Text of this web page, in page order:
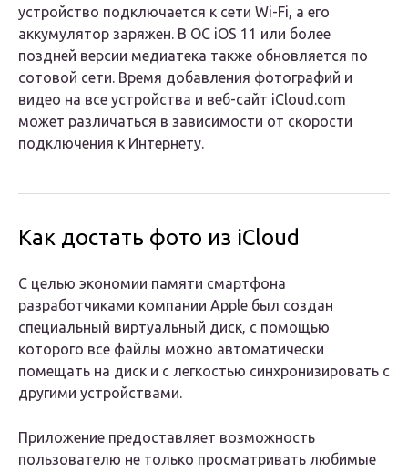
устройство подключается к сети Wi-Fi, а его
аккумулятор заряжен. В ОС iOS 11 или более
поздней версии медиатека также обновляется по
сотовой сети. Время добавления фотографий и
видео на все устройства и веб-сайт iCloud.com
может различаться в зависимости от скорости
подключения к Интернету.
Как достать фото из iCloud
С целью экономии памяти смартфона
разработчиками компании Apple был создан
специальный виртуальный диск, с помощью
которого все файлы можно автоматически
помещать на диск и с легкостью синхронизировать с
другими устройствами.
Приложение предоставляет возможность
пользователю не только просматривать любимые